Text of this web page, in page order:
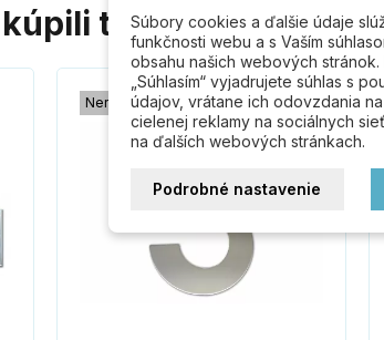
tento produkt,
Nerez
Súbory cookies a ďalšie údaje
funkčnosti webu a s Vaším
obsahu našich webových stránok.
„Súhlasím“ vyjadrujete súhlas s
údajov, vrátane ich odovzdania
cielenej reklamy na sociálnych
na ďalších webových stránkach.
Podrobné nastavenie